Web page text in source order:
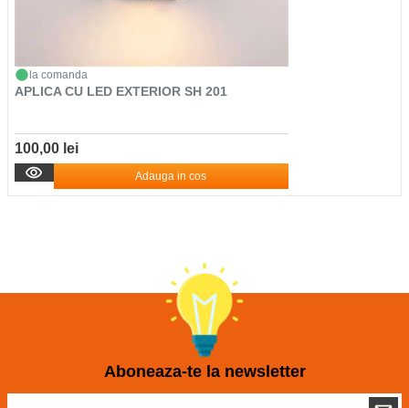
la comanda
APLICA CU LED EXTERIOR SH 201
100,00 lei
Adauga in cos
Aboneaza-te la newsletter